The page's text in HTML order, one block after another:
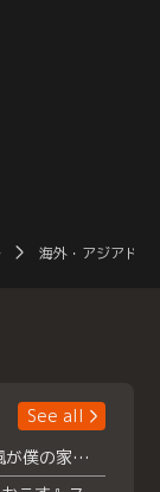
海外・アジアドラ
See all
浮所飛貴主演！ 【夏色の風が僕の家にやってきた】 本日よりテラサで独占配信スタート！